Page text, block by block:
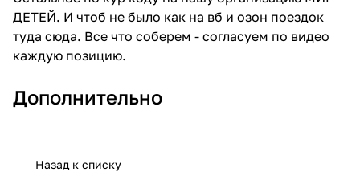
ДЕТЕЙ. И чтоб не было как на вб и озон поездок
туда сюда. Все что соберем - согласуем по видео
каждую позицию.
Дополнительно
Назад к списку